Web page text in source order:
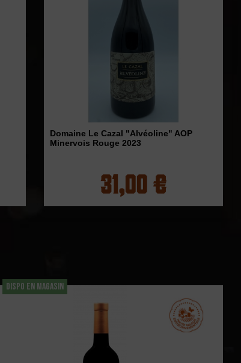
Domaine Le Cazal "Alvéoline" AOP
Minervois Rouge 2023
31,00 €
DISPO EN MAGASIN